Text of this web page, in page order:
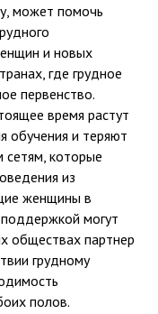
может помочь
и новых
где грудное
первенство.
время растут
обучения и теряют
которые
из
женщины в
могут
обществах партнер
грудному
полов.